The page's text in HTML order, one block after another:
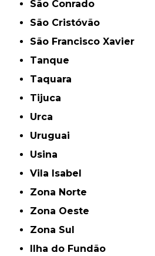
São Conrado
São Cristóvão
São Francisco Xavier
Tanque
Taquara
Tijuca
Urca
Uruguai
Usina
Vila Isabel
Zona Norte
Zona Oeste
Zona Sul
ilha do Fundão